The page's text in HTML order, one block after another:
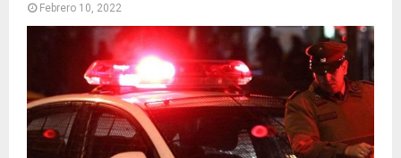
A
Y
Febrero 10, 2022